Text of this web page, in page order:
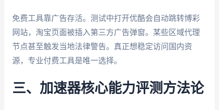
免费工具靠广告存活。测试中打开优酷会自动跳转博彩
网站，淘宝页面被插入第三方广告弹窗。某些区域代理
节点甚至触发当地法律警告。真正想稳定访问国内资
源，专业付费工具是唯一选择。
三、加速器核心能力评测方法论